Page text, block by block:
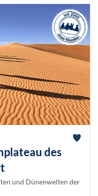
des
und Dünenwelten der